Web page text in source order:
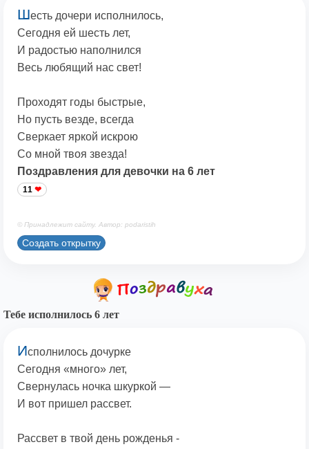
Шесть дочери исполнилось,
Сегодня ей шесть лет,
И радостью наполнился
Весь любящий нас свет!
Проходят годы быстрые,
Но пусть везде, всегда
Сверкает яркой искрою
Со мной твоя звезда!
Поздравления для девочки на 6 лет
11
© Принадлежит сайту. Автор: podaristih
Создать открытку
Тебе исполнилось 6 лет
Исполнилось дочурке
Сегодня «много» лет,
Свернулась ночка шкуркой —
И вот пришел рассвет.
Рассвет в твой день рожденья -